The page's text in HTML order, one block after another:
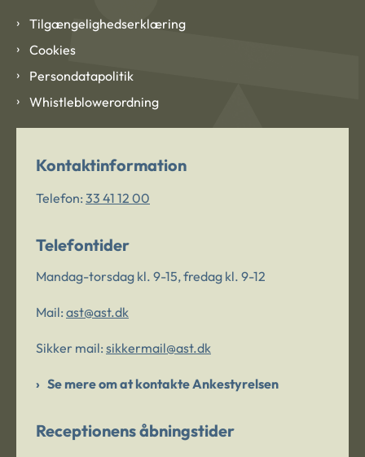
Tilgængelighedserklæring
Cookies
Persondatapolitik
Whistleblowerordning
Kontaktinformation
Telefon: 33 41 12 00
Telefontider
Mandag-torsdag kl. 9-15, fredag kl. 9-12
Mail: ast@ast.dk
Sikker mail: sikkermail@ast.dk
Se mere om at kontakte Ankestyrelsen
Receptionens åbningstider